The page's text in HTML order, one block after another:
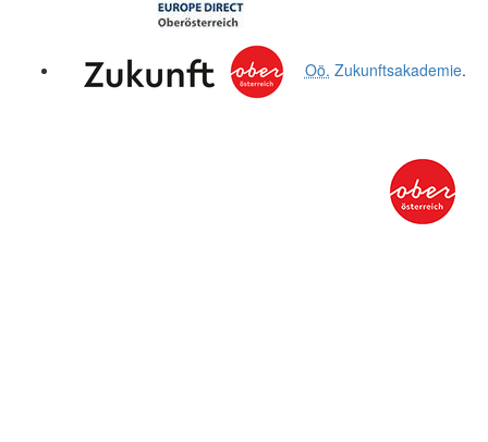
Oö. Zukunftsakademie.